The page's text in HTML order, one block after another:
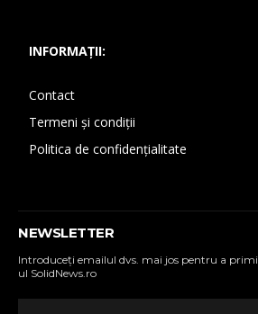
INFORMAȚII:
Contact
Termeni și condiții
Politica de confidențialitate
NEWSLETTER
Introduceţi emailul dvs. mai jos pentru a
ul SolidNews.ro